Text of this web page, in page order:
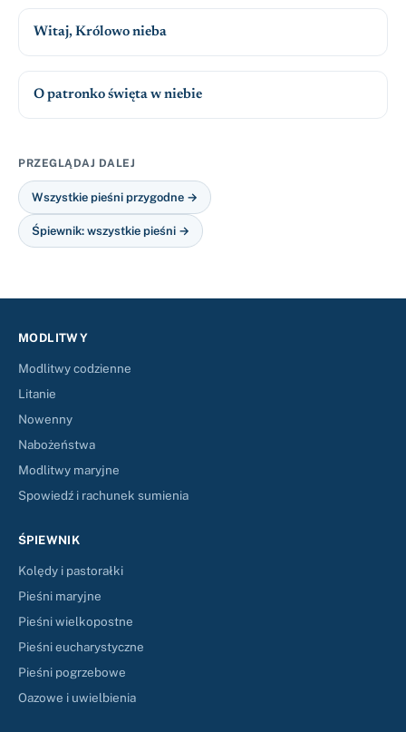
Witaj, Królowo nieba
O patronko święta w niebie
PRZEGLĄDAJ DALEJ
Wszystkie pieśni przygodne →
Śpiewnik: wszystkie pieśni →
MODLITWY
Modlitwy codzienne
Litanie
Nowenny
Nabożeństwa
Modlitwy maryjne
Spowiedź i rachunek sumienia
ŚPIEWNIK
Kolędy i pastorałki
Pieśni maryjne
Pieśni wielkopostne
Pieśni eucharystyczne
Pieśni pogrzebowe
Oazowe i uwielbienia